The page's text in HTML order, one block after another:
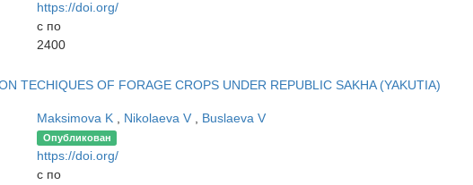
https://doi.org/
с по
2400
TECHIQUES OF FORAGE CROPS UNDER REPUBLIC SAKHA (YAKUTIA)
Maksimova K Nikolaeva V
Buslaeva V
Опубликован
https://doi.org/
с по